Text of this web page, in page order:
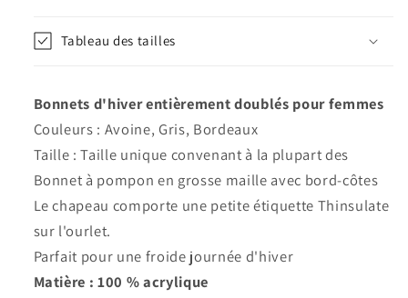
Tableau des tailles
Bonnets d'hiver entièrement doublés pour femmes
Couleurs : Avoine, Gris, Bordeaux
Taille : Taille unique convenant à la plupart des
Bonnet à pompon en grosse maille avec bord-côtes
Le chapeau comporte une petite étiquette Thinsulate
sur l'ourlet.
Parfait pour une froide journée d'hiver
Matière : 100 % acrylique